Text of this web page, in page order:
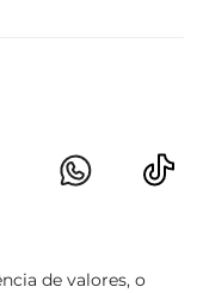
de valores, o